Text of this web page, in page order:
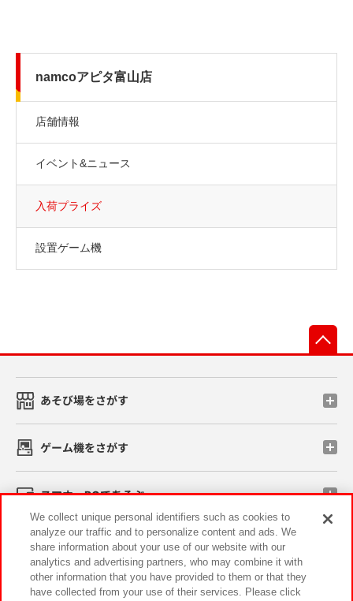
namcoアピタ富山店
店舗情報
イベント&ニュース
入荷プライズ
設置ゲーム機
あそび場をさがす
ゲーム機をさがす
スマホ・PCであそぶ
イベント・キャンペーン
We collect unique personal identifiers such as cookies to
analyze our traffic and to personalize content and ads. We
share information about your use of our website with our
analytics and advertising partners, who may combine it with
other information that you have provided to them or that they
have collected from your use of their services. Please click